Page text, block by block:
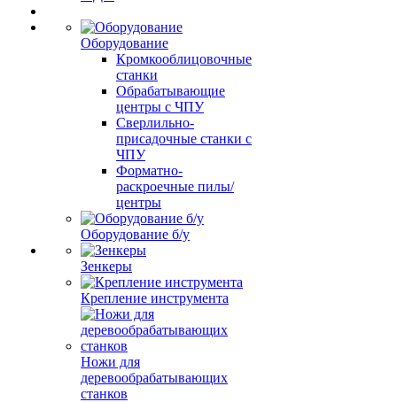
Оборудование
Кромкооблицовочные
станки
Обрабатывающие
центры с ЧПУ
Сверлильно-
присадочные станки с
ЧПУ
Форматно-
раскроечные пилы/
центры
Оборудование б/у
Зенкеры
Крепление инструмента
Ножи для
деревообрабатывающих
станков